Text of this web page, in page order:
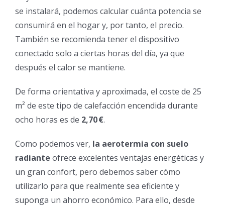
se instalará, podemos calcular cuánta potencia se
consumirá en el hogar y, por tanto, el precio.
También se recomienda tener el dispositivo
conectado solo a ciertas horas del día, ya que
después el calor se mantiene.
De forma orientativa y aproximada, el coste de 25
m² de este tipo de calefacción encendida durante
ocho horas es de 2,70 €.
Como podemos ver, la aerotermia con suelo
radiante ofrece excelentes ventajas energéticas y
un gran confort, pero debemos saber cómo
utilizarlo para que realmente sea eficiente y
suponga un ahorro económico. Para ello, desde